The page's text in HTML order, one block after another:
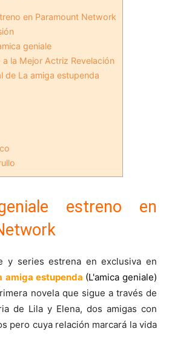
en Paramount Network
geniale
la Mejor Actriz Revelación
de La amiga estupenda
estreno en
y series estrena en exclusiva en
amiga estupenda (L'amica geniale)
novela que sigue a través de
de Lila y Elena, dos amigas con
pero cuya relación marcará la vida